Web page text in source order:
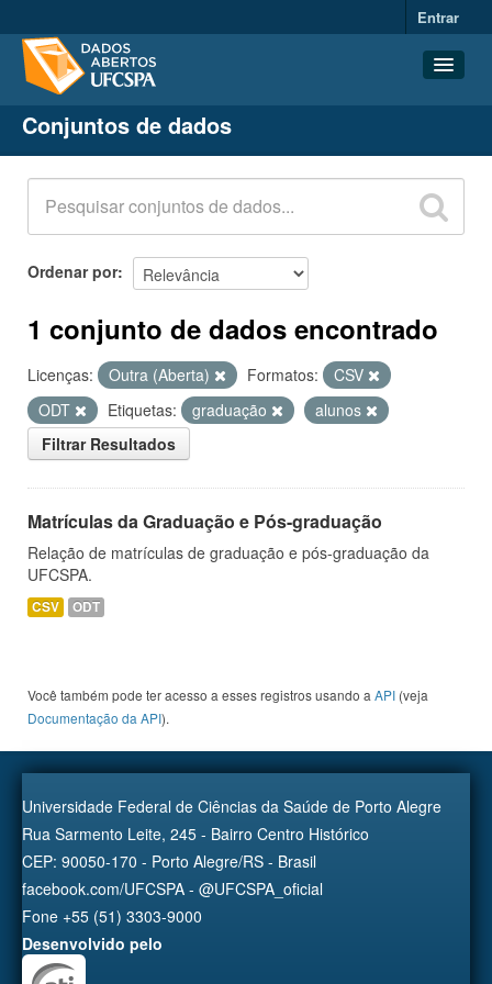
Entrar
Conjuntos de dados
Organizações
Grupos
Sobre
Conjuntos de dados
Ordenar por
1 conjunto de dados encontrado
Licenças: Outra (Aberta) Formatos:
CSV
ODT
Etiquetas: graduação
alunos
Filtrar Resultados
Matrículas da Graduação e Pós-graduação
Relação de matrículas de graduação e pós-graduação da
UFCSPA.
CSV ODT
Você também pode ter acesso a esses registros usando a API (veja
Documentação da API).
Universidade Federal de Ciências da Saúde de Porto Alegre
Rua Sarmento Leite, 245 - Bairro Centro Histórico
CEP: 90050-170 - Porto Alegre/RS - Brasil
facebook.com/UFCSPA - @UFCSPA_oficial
Fone +55 (51) 3303-9000
Desenvolvido pelo